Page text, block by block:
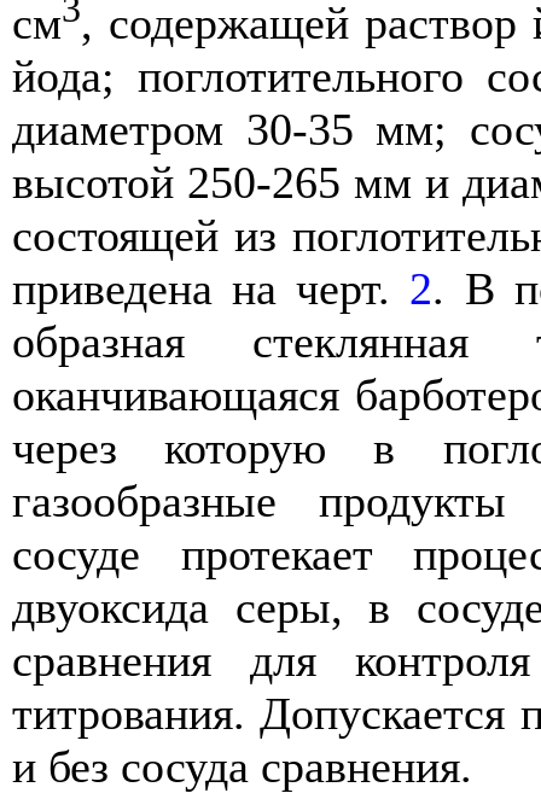
см3, содержащей раствор
йода; поглотительного
диаметром 30-35 мм;
высотой 250-265 мм и
состоящей из
приведена на черт. 2. В
образная
оканчивающаяся
через которую в
газообразные
сосуде протекает
двуоксида серы, в
сравнения для
титрования.
и без сосуда сравнения.